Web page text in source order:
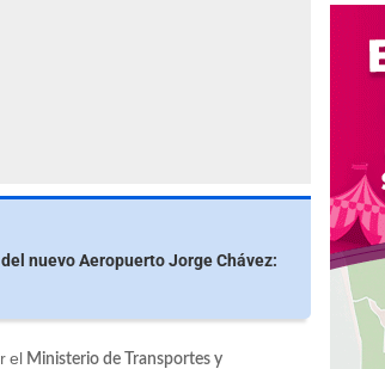
nuevo Aeropuerto Jorge Chávez:
el Ministerio de Transportes y